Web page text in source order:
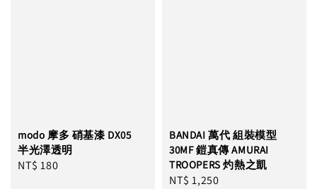
modo 摩多 硝基漆 DX05
半光澤透明
Regular
NT$ 180
BANDAI 萬代 組裝模型
30MF 鎧真傳 AMURAI
TROOPERS 灼熱之凱
Regular
NT$ 1,250